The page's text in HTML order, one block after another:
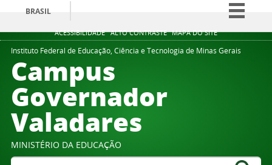
ACESSIBILIDADE ALTO CONTRASTE MAPA DO SITE
BRASIL
Simplifique!
Comunica BR
Instituto Federal de Educação, Ciência e Tecnologia de Minas Gerais
Campus
Governador
Valadares
MINISTÉRIO DA EDUCAÇÃO
Buscar no portal